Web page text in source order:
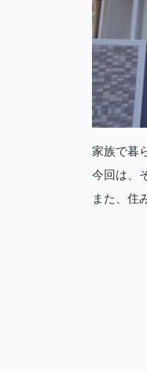
家族で暮
今回は、
また、住